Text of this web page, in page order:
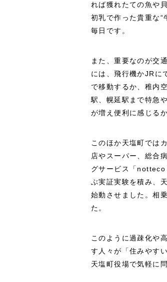
れば獲れたての魚や
初乳で作った貴重な“
毎日です。
また、重要なのが交
には、飛行機かJRに
で移動するか、稚内
駅、幌延駅まで特急
が増え便利に感じる
このほか天塩町では
店やスーパー、総合
グサービス「notteco
ぶ実証実験を積み、
始動させました。相
た。
このように過疎化や
す人々が「住みやす
天塩町役場で気軽に